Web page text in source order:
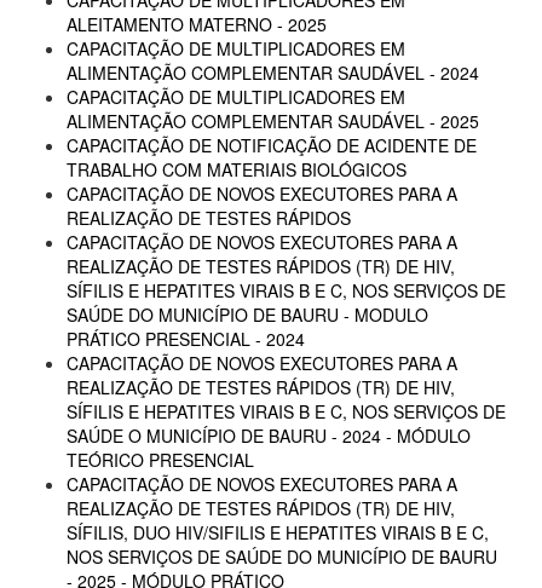
ALEITAMENTO MATERNO - 2025
CAPACITAÇÃO DE MULTIPLICADORES EM
ALIMENTAÇÃO COMPLEMENTAR SAUDÁVEL - 2024
CAPACITAÇÃO DE MULTIPLICADORES EM
ALIMENTAÇÃO COMPLEMENTAR SAUDÁVEL - 2025
CAPACITAÇÃO DE NOTIFICAÇÃO DE ACIDENTE DE
TRABALHO COM MATERIAIS BIOLÓGICOS
CAPACITAÇÃO DE NOVOS EXECUTORES PARA A
REALIZAÇÃO DE TESTES RÁPIDOS
CAPACITAÇÃO DE NOVOS EXECUTORES PARA A
REALIZAÇÃO DE TESTES RÁPIDOS (TR) DE HIV,
SÍFILIS E HEPATITES VIRAIS B E C, NOS SERVIÇOS DE
SAÚDE DO MUNICÍPIO DE BAURU - MODULO
PRÁTICO PRESENCIAL - 2024
CAPACITAÇÃO DE NOVOS EXECUTORES PARA A
REALIZAÇÃO DE TESTES RÁPIDOS (TR) DE HIV,
SÍFILIS E HEPATITES VIRAIS B E C, NOS SERVIÇOS DE
SAÚDE O MUNICÍPIO DE BAURU - 2024 - MÓDULO
TEÓRICO PRESENCIAL
CAPACITAÇÃO DE NOVOS EXECUTORES PARA A
REALIZAÇÃO DE TESTES RÁPIDOS (TR) DE HIV,
SÍFILIS, DUO HIV/SIFILIS E HEPATITES VIRAIS B E C,
NOS SERVIÇOS DE SAÚDE DO MUNICÍPIO DE BAURU
- 2025 - MÓDULO PRÁTICO